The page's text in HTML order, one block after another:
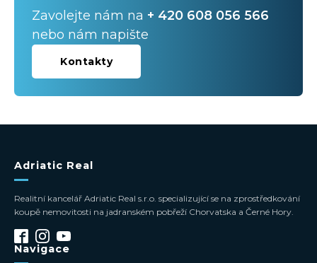
Zavolejte nám na + 420 608 056 566
nebo nám napište
Kontakty
Adriatic Real
Realitní kancelář Adriatic Real s.r.o. specializující se na zprostředkování
koupě nemovitosti na jadranském pobřeží Chorvatska a Černé Hory.
Navigace